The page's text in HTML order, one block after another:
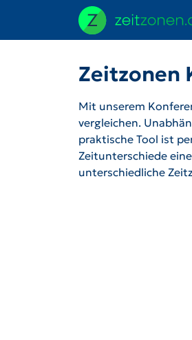
Zeitzonen
Mit unserem
vergleichen.
praktische Tool ist
Zeitunterschiede
unterschiedliche